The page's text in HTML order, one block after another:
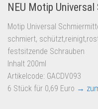
NEU Motip
Motip Universal
schmiert,
festsitzende Schrauben
Inhalt 200ml
Artikelcode: GACDV093
6 Stück für 0,69 Euro →